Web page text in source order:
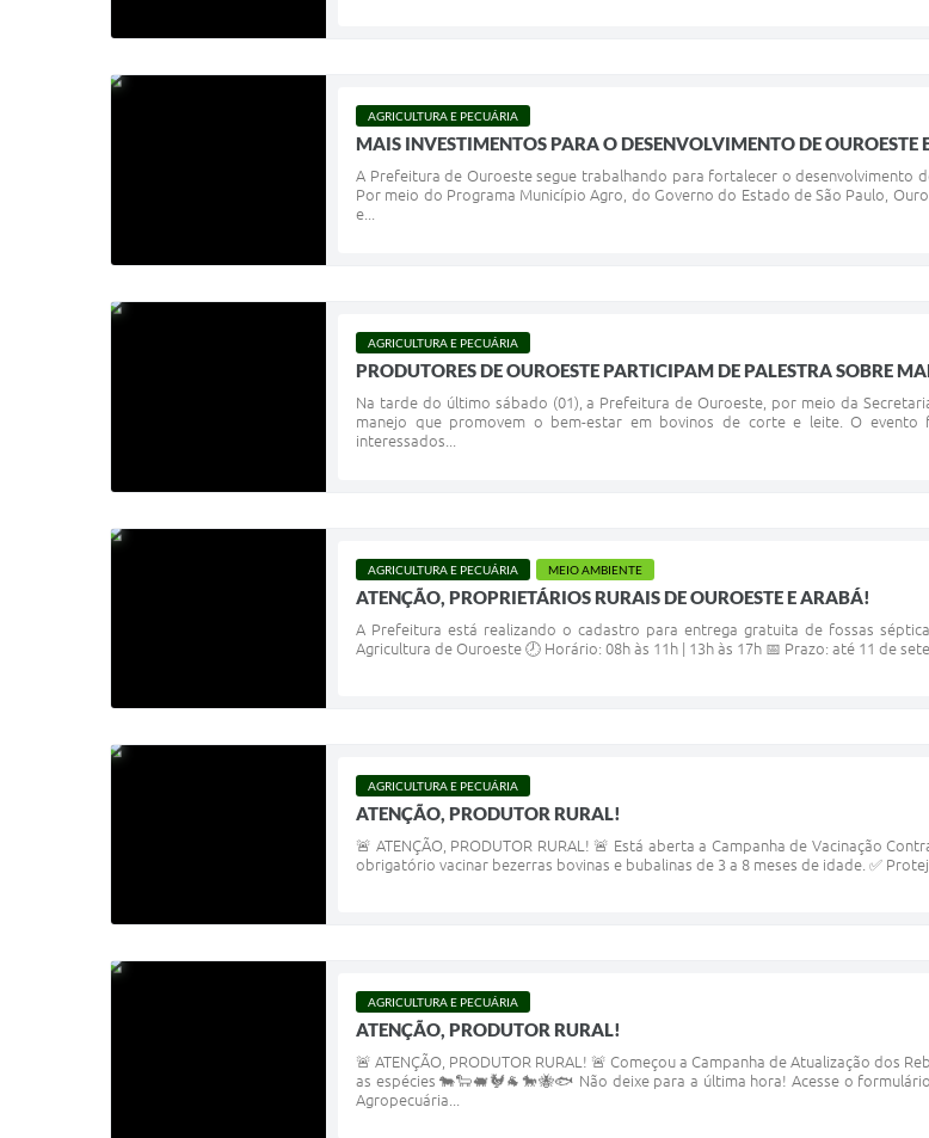
AGRICULTURA E PECUÁRIA
MAIS INVESTIMENTOS PARA O DESENVOLVIMENTO DE OUROESTE
A Prefeitura de Ouroeste segue trabalhando para fortalecer o desenvolvimento
Por meio do Programa Município Agro, do Governo do Estado de São Paulo,
e...
AGRICULTURA E PECUÁRIA
PRODUTORES DE OUROESTE PARTICIPAM DE PALESTRA SOBRE
Na tarde do último sábado (01), a Prefeitura de Ouroeste, por meio da
manejo que promovem o bem-estar em bovinos de corte e leite. O
interessados...
AGRICULTURA E PECUÁRIA MEIO AMBIENTE
ATENÇÃO, PROPRIETÁRIOS RURAIS DE OUROESTE E ARABÁ!
A Prefeitura está realizando o cadastro para entrega gratuita de fossas
Agricultura de Ouroeste 🕗 Horário: 08h às 11h | 13h às 17h 📅 Prazo: até 11 de
AGRICULTURA E PECUÁRIA
ATENÇÃO, PRODUTOR RURAL!
🚨 ATENÇÃO, PRODUTOR RURAL! 🚨 Está aberta a Campanha de Vacinação
obrigatório vacinar bezerras bovinas e bubalinas de 3 a 8 meses de idade. ✅
AGRICULTURA E PECUÁRIA
ATENÇÃO, PRODUTOR RURAL!
🚨 ATENÇÃO, PRODUTOR RURAL! 🚨 Começou a Campanha de Atualização dos
as espécies 🐄🐑🐖🐓🐐🐎🐝🐟 Não deixe para a última hora! Acesse o
Agropecuária...